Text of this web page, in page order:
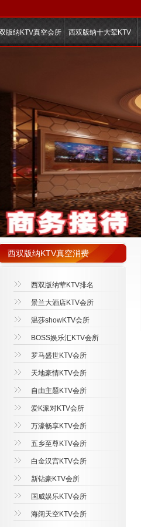
版纳KTV真空会所 西双版纳十大荤KTV
西双版纳KTV真空消费
西双版纳荤KTV排名
景兰大酒店KTV会所
温莎showKTV会所
BOSS娱乐汇KTV会所
罗马盛世KTV会所
天地豪情KTV会所
自由主题KTV会所
爱K派对KTV会所
万濠畅享KTV会所
五乡至尊KTV会所
白金汉宫KTV会所
新钻豪KTV会所
国威娱乐KTV会所
海阔天空KTV会所